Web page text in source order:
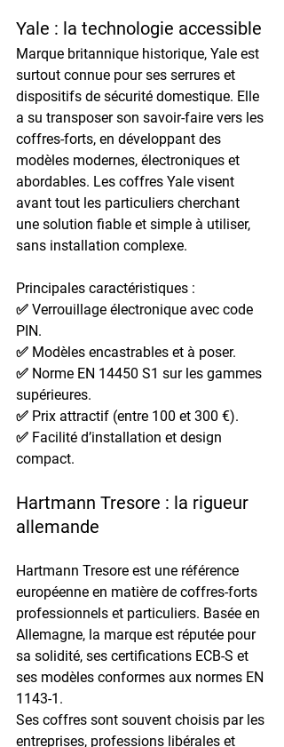
Yale : la technologie accessible
Marque britannique historique, Yale est
surtout connue pour ses serrures et
dispositifs de sécurité domestique. Elle
a su transposer son savoir-faire vers les
coffres-forts, en développant des
modèles modernes, électroniques et
abordables. Les coffres Yale visent
avant tout les particuliers cherchant
une solution fiable et simple à utiliser,
sans installation complexe.
Principales caractéristiques :
✅ Verrouillage électronique avec code
PIN.
✅ Modèles encastrables et à poser.
✅ Norme EN 14450 S1 sur les gammes
supérieures.
✅ Prix attractif (entre 100 et 300 €).
✅ Facilité d’installation et design
compact.
Hartmann Tresore : la rigueur
allemande
Hartmann Tresore est une référence
européenne en matière de coffres-forts
professionnels et particuliers. Basée en
Allemagne, la marque est réputée pour
sa solidité, ses certifications ECB-S et
ses modèles conformes aux normes EN
1143-1 .
Ses coffres sont souvent choisis par les
entreprises, professions libérales et